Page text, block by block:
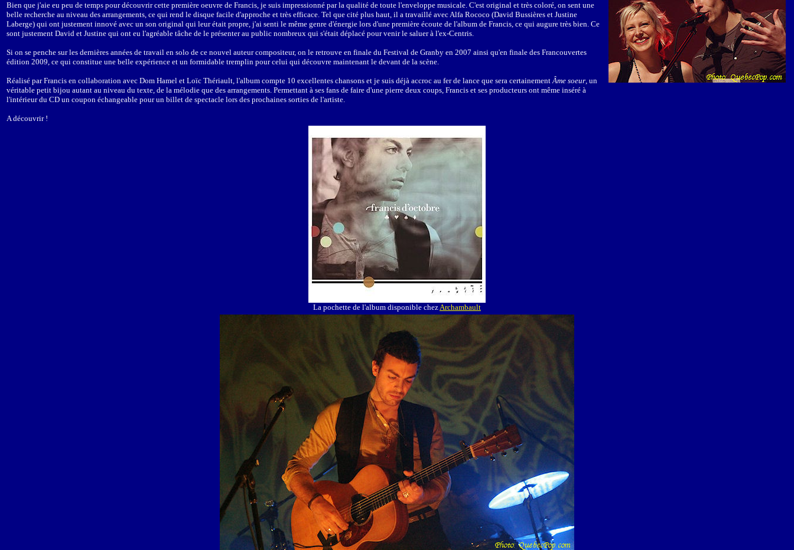
Bien que j'aie eu peu de temps pour découvrir cette première oeuvre de Francis, je suis impressionné par la qualité de toute l'enveloppe musicale. C'est original et très coloré, on sent une
belle recherche au niveau des arrangements, ce qui rend le disque facile d'approche et très efficace. Tel que cité plus haut, il a travaillé avec Alfa Rococo (David Bussières et Justine
Laberge) qui ont justement innové avec un son original qui leur était propre, j'ai senti le même genre d'énergie lors d'une première écoute de l'album de Francis, ce qui augure très bien. Ce
sont justement David et Justine qui ont eu l'agréable tâche de le présenter au public nombreux qui s'était déplacé pour venir le saluer à l'ex-Centris.
Si on se penche sur les dernières années de travail en solo de ce nouvel auteur compositeur, on le retrouve en finale du Festival de Granby en 2007 ainsi qu'en finale des Francouvertes
édition 2009, ce qui constitue une belle expérience et un formidable tremplin pour celui qui découvre maintenant le devant de la scène.
Réalisé par Francis en collaboration avec Dom Hamel et Loïc Thériault, l'album compte 10 excellentes chansons et je suis déjà accroc au fer de lance que sera certainementÂme soeur, un
véritable petit bijou autant au niveau du texte, de la mélodie que des arrangements. Permettant à ses fans de faire d'une pierre deux coups, Francis et ses producteurs ont même inséré à
l'intérieur du CD un coupon échangeable pour un billet de spectacle lors des prochaines sorties de l'artiste.
A découvrir !
La pochette de l'album disponible chezArchambault